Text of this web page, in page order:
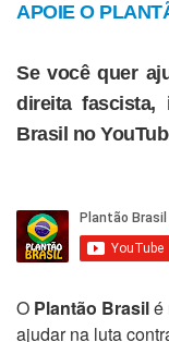
APOIE O
Se você quer
direita fascista,
Brasil no
O Plantão Brasilé
ajudar na luta